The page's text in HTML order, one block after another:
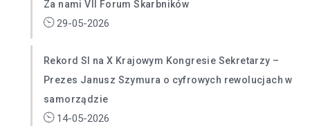
Za nami VII Forum Skarbników
29-05-2026
Rekord SI na X Krajowym Kongresie Sekretarzy –
Prezes Janusz Szymura o cyfrowych rewolucjach w
samorządzie
14-05-2026